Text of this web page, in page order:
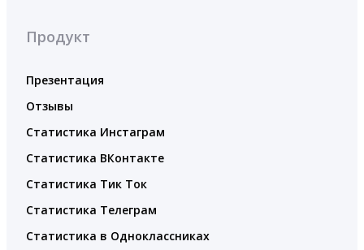
Продукт
Презентация
Отзывы
Статистика Инстаграм
Статистика ВКонтакте
Статистика Тик Ток
Статистика Телеграм
Статистика в Одноклассниках